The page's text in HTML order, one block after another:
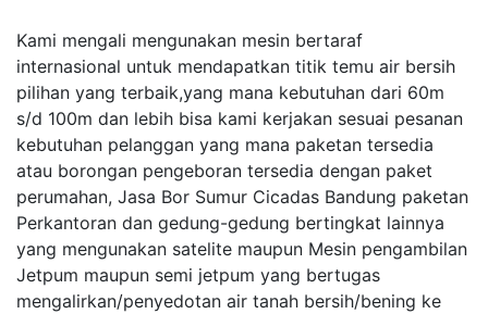
Kami mengali mengunakan mesin bertaraf
internasional untuk mendapatkan titik temu air bersih
pilihan yang terbaik,yang mana kebutuhan dari 60m
s/d 100m dan lebih bisa kami kerjakan sesuai pesanan
kebutuhan pelanggan yang mana paketan tersedia
atau borongan pengeboran tersedia dengan paket
perumahan, Jasa Bor Sumur Cicadas Bandung paketan
Perkantoran dan gedung-gedung bertingkat lainnya
yang mengunakan satelite maupun Mesin pengambilan
Jetpum maupun semi jetpum yang bertugas
mengalirkan/penyedotan air tanah bersih/bening ke